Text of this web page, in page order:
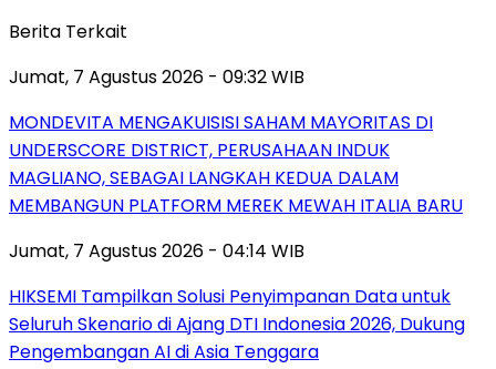
Berita Terkait
Jumat, 7 Agustus 2026 - 09:32 WIB
MONDEVITA MENGAKUISISI SAHAM MAYORITAS DI
UNDERSCORE DISTRICT, PERUSAHAAN INDUK
MAGLIANO, SEBAGAI LANGKAH KEDUA DALAM
MEMBANGUN PLATFORM MEREK MEWAH ITALIA BARU
Jumat, 7 Agustus 2026 - 04:14 WIB
HIKSEMI Tampilkan Solusi Penyimpanan Data untuk
Seluruh Skenario di Ajang DTI Indonesia 2026, Dukung
Pengembangan AI di Asia Tenggara